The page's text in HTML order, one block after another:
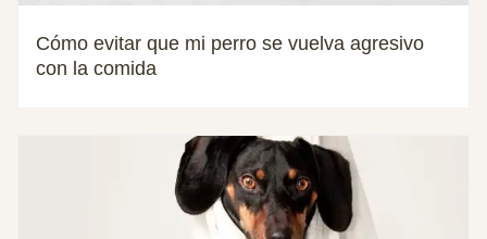
Cómo evitar que mi perro se vuelva agresivo
con la comida